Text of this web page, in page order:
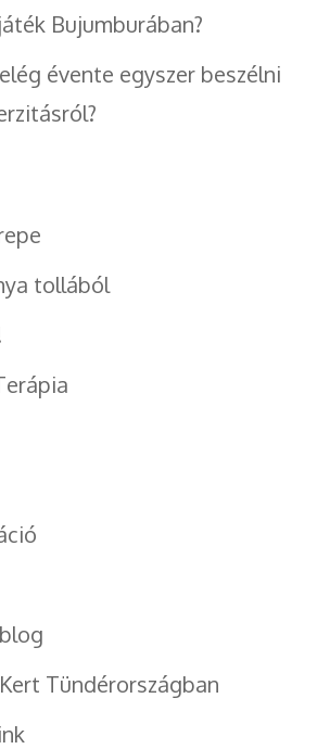
Bujumburában?
évente egyszer beszélni
tollából
Tündérországban